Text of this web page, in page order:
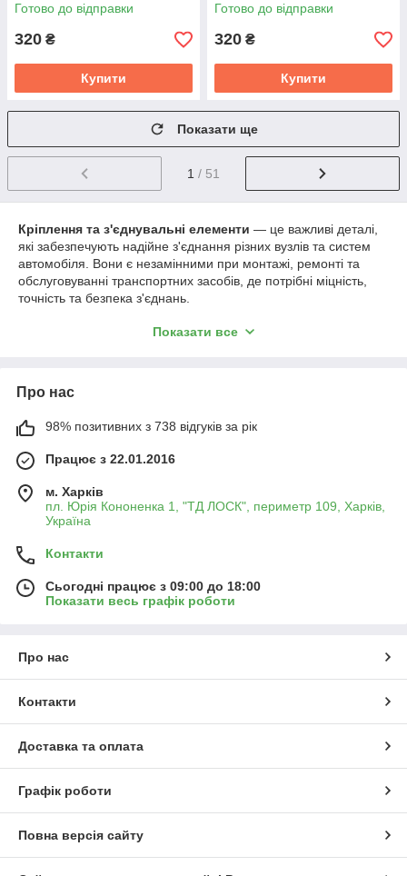
Готово до відправки
320 ₴
Купити
Готово до відправки
320 ₴
Купити
Показати ще
1 / 51
Кріплення та з'єднувальні елементи — це важливі деталі,
які забезпечують надійне з'єднання різних вузлів та систем
автомобіля. Вони є незамінними при монтажі, ремонті та
обслуговуванні транспортних засобів, де потрібні міцність,
точність та безпека з'єднань.
Штуцери
та пневматичних систем;
різьбових з'єднань;
Аварійні з'єднання
відновлення працездатності систем у польових умовах.
Усі елементи виготовлені з міцних матеріалів, що
відповідають вимогам автомобільної промисловості, і мають
високу стійкість до навантажень та корозії.
✅ Широкий асортимент для різних сфер застосування;
✅ Висока якість виготовлення та точність розмірів;
Показати все
Про нас
98% позитивних з 738 відгуків за рік
Працює з 22.01.2016
м. Харків
пл. Юрія Кононенка 1, "ТД ЛОСК", периметр 109, Харків,
Україна
Контакти
Сьогодні працює з 09:00 до 18:00
Показати весь графік роботи
Про нас
Контакти
Доставка та оплата
Графік роботи
Повна версія сайту